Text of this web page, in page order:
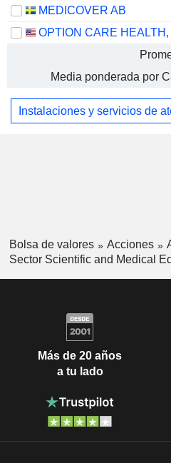
MEDICOVER AB
Media ponderada por
Instalaciones y servicios de
Bolsa de valores Acciones
Sector Scientific and Medical
Más de 20 años
a tu lado